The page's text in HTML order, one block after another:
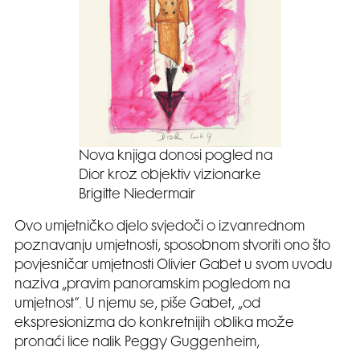
Nova knjiga donosi pogled na
Dior kroz objektiv vizionarke
Brigitte Niedermair
Ovo umjetničko djelo svjedoči o izvanrednom
poznavanju umjetnosti, sposobnom stvoriti ono što
povjesničar umjetnosti Olivier Gabet u svom uvodu
naziva „pravim panoramskim pogledom na
umjetnost”. U njemu se, piše Gabet, „od
ekspresionizma do konkretnijih oblika može
pronaći lice nalik Peggy Guggenheim,